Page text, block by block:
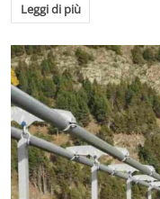
Leggi di più